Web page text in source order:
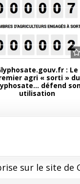
: Le
agri « sorti » du
défend
utilisation
sur le site de